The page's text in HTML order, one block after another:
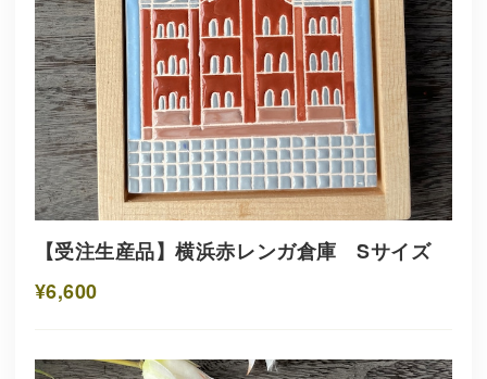
【受注生産品】横浜赤レンガ倉庫 Sサイズ
¥6,600